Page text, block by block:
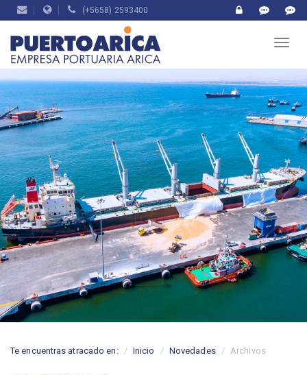
(+5658) 2593400
Te encuentras atracado en: Inicio Novedades Archivos